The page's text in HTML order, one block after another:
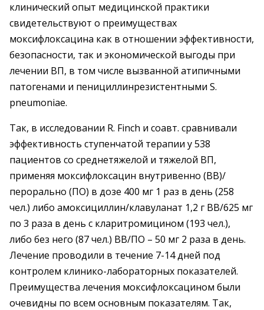
клинический опыт медицинской практики
свидетельствуют о преимуществах
моксифлоксацина как в отношении эффективности,
безопасности, так и экономической выгоды при
лечении ВП, в том числе вызванной атипичными
патогенами и пенициллинрезистентными S.
pneumoniae.
Так, в исследовании R. Finch и соавт. сравнивали
эффективность ступенчатой терапии у 538
пациентов со среднетяжелой и тяжелой ВП,
применяя моксифлоксацин внутривенно (ВВ)/
перорально (ПО) в дозе 400 мг 1 раз в день (258
чел.) либо амоксициллин/клавуланат 1,2 г ВВ/625 мг
по 3 раза в день с кларитромицином (193 чел.),
либо без него (87 чел.) ВВ/ПО – 50 мг 2 раза в день.
Лечение проводили в течение 7-14 дней под
контролем клинико-лабораторных показателей.
Преимущества лечения моксифлоксацином были
очевидны по всем основным показателям. Так,